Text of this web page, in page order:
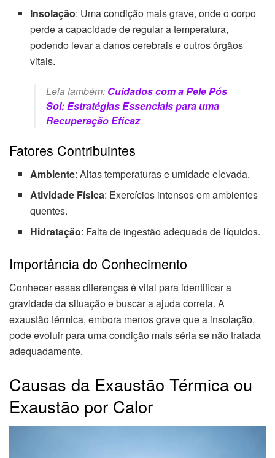
Insolação: Uma condição mais grave, onde o corpo
perde a capacidade de regular a temperatura,
podendo levar a danos cerebrais e outros órgãos
vitais.
Leia também: Cuidados com a Pele Pós
Sol: Estratégias Essenciais para uma
Recuperação Eficaz
Fatores Contribuintes
Ambiente: Altas temperaturas e umidade elevada.
Atividade Física: Exercícios intensos em ambientes
quentes.
Hidratação: Falta de ingestão adequada de líquidos.
Importância do Conhecimento
Conhecer essas diferenças é vital para identificar a
gravidade da situação e buscar a ajuda correta. A
exaustão térmica, embora menos grave que a insolação,
pode evoluir para uma condição mais séria se não tratada
adequadamente.
Causas da Exaustão Térmica ou
Exaustão por Calor